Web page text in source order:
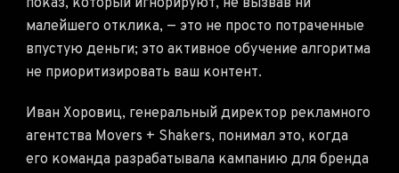
показ, который игнорируют, не вызвав ни
малейшего отклика, — это не просто потраченные
впустую деньги; это активное обучение алгоритма
не приоритизировать ваш контент.
Иван Хоровиц, генеральный директор рекламного
агентства Movers + Shakers, понимал это, когда
его команда разрабатывала кампанию для бренда